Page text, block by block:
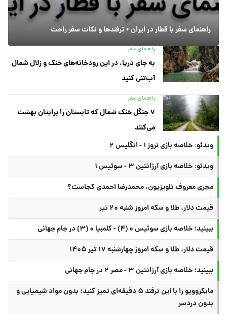
راهنمای سفر با قطار در ایران + ترفندها و نکات سفر راحت
راهنمای سفر
به جای دریا، در این رودخانه‌های خنک و زلال شمال
آب‌تنی کنید
راهنمای سفر
۷ جنگل خنک شمال که تابستان را برایتان بهشت
می‌کنند
ویدئو: خلاصه بازی نروژ ۱ - انگلیس ۲
ویدئو: خلاصه بازی آرژانتین ۳ - سوئیس ۱
مجری معروف تلویزیون، محمدرضا احمدی کجاست؟
قیمت دلار، طلا و سکه امروز شنبه ۲۰ تیر
ببینید؛ خلاصه بازی سوئیس ۰ (۴) - کلمبیا ۰ (۳) در جام جهانی
قیمت دلار، طلا و سکه امروز چهارشنبه ۱۷ تیر ۱۴۰۵
ببینید؛ خلاصه بازی آرژانتین ۳ - مصر ۲ در جام جهانی
مایکروویو را با این ترفند ۵ دقیقه‌ای تمیز کنید؛ بدون مواد شیمیایی و
بدون دردسر